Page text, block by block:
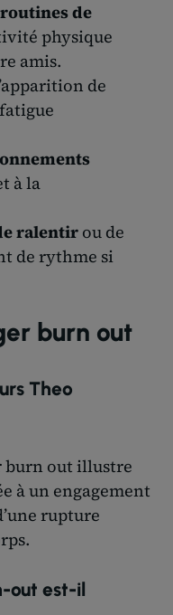
de
physique
amis.
de
à la
ralentirou de
de rythme si
burn out
Theo
burn out illustre
à un engagement
rupture
out est-il